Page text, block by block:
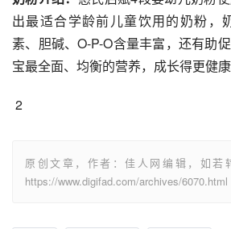
出最适合学龄前儿童饮用的奶粉，
素、胆碱、O-P-O含量丰富，还有助
宝最全面、均衡的营养，成长得更健康
2
原创文章，作者：佳人网编辑，如若
https://www.digifad.com/archives/6070.html